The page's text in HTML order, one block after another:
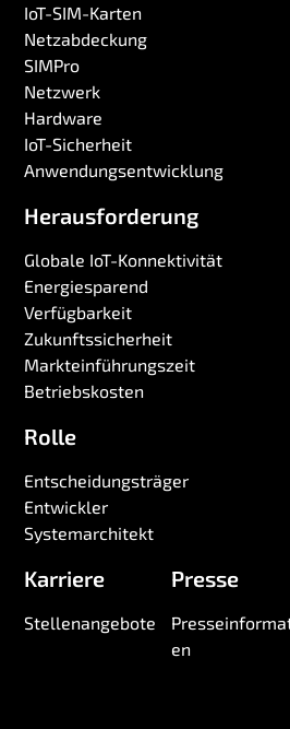
IoT-SIM-Karten
Netzabdeckung
SIMPro
Netzwerk
Hardware
IoT-Sicherheit
Anwendungsentwicklung
Herausforderung
Globale IoT-Konnektivität
Energiesparend
Verfügbarkeit
Zukunftssicherheit
Markteinführungszeit
Betriebskosten
Rolle
Entscheidungsträger
Entwickler
Systemarchitekt
Karriere
Stellenangebote
Presse
en